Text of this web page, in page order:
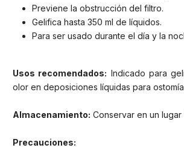
Previene la obstrucción del filtro.
Gelifica hasta 350 ml de líquidos.
Para ser usado durante el día y la
Usos recomendados: Indicado para
olor en deposiciones líquidas para
Almacenamiento: Conservar en un
Precauciones: